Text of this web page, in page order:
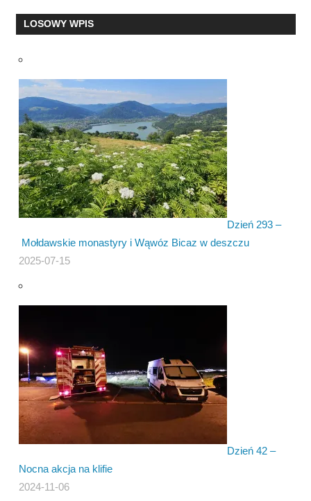
LOSOWY WPIS
Dzień 293 –
Mołdawskie monastyry i Wąwóz Bicaz w deszczu
2025-07-15
Dzień 42 –
Nocna akcja na klifie
2024-11-06